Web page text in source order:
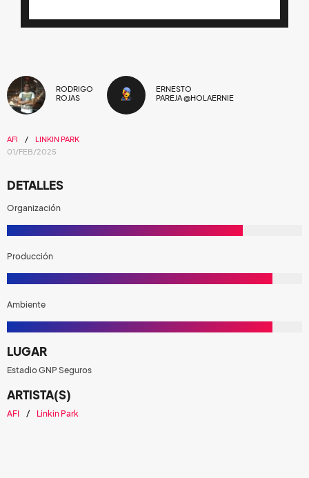
RODRIGO
ROJAS
ERNESTO
PAREJA @HOLAERNIE
AFI
LINKIN PARK
01/FEB/2025
DETALLES
Organización
Producción
Ambiente
LUGAR
Estadio GNP Seguros
ARTISTA(S)
AFI Linkin Park